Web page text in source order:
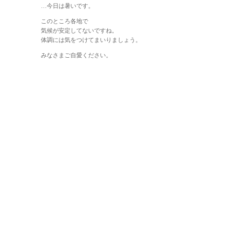
…今日は暑いです。
このところ各地で
気候が安定してないですね。
体調には気をつけてまいりましょう。
みなさまご自愛ください。